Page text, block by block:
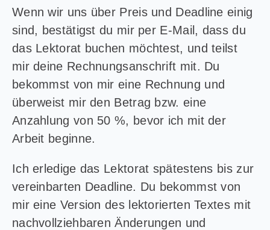
Wenn wir uns über Preis und Deadline einig
sind, bestätigst du mir per E-Mail, dass du
das Lektorat buchen möchtest, und teilst
mir deine Rechnungsanschrift mit. Du
bekommst von mir eine Rechnung und
überweist mir den Betrag bzw. eine
Anzahlung von 50 %, bevor ich mit der
Arbeit beginne.
Ich erledige das Lektorat spätestens bis zur
vereinbarten Deadline. Du bekommst von
mir eine Version des lektorierten Textes mit
nachvollziehbaren Änderungen und